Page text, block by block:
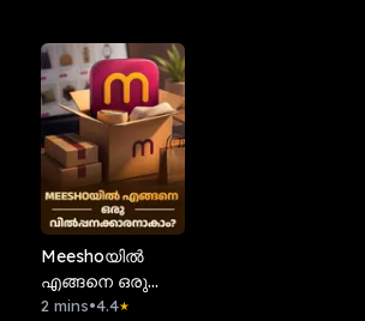
Meeshoയിൽ
എങ്ങനെ ഒരു
വിൽപ്പനക്കാരനാകാം?
2 mins•4.4★